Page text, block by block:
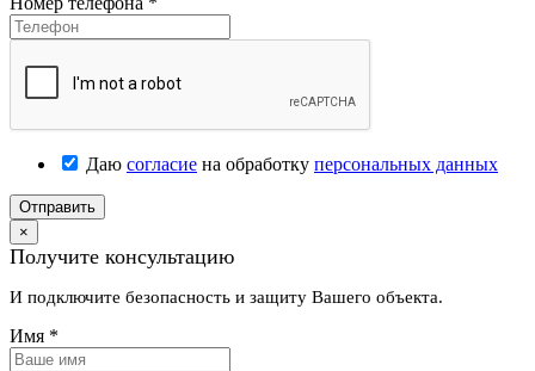
Даю согласие на обработку персональных данных
Отправить
×
Получите консультацию
И подключите безопасность и защиту Вашего объекта.
Имя *